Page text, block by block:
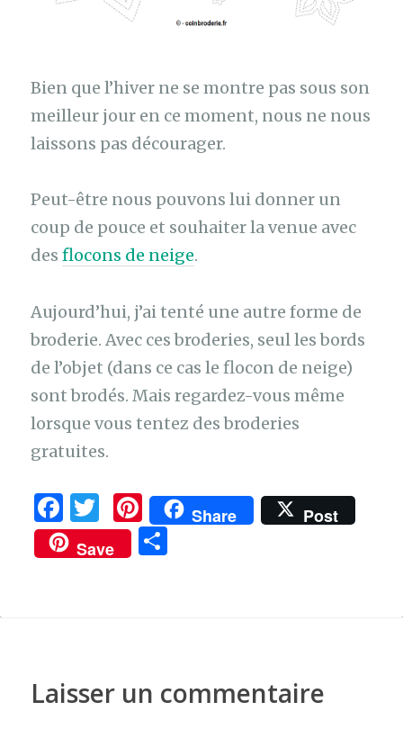
Bien que l’hiver ne se montre pas sous son
meilleur jour en ce moment, nous ne nous
laissons pas décourager.
Peut-être nous pouvons lui donner un
coup de pouce et souhaiter la venue avec
desflocons de neige.
Aujourd’hui, j’ai tenté une autre forme de
broderie. Avec ces broderies, seul les bords
de l’objet (dans ce cas le flocon de neige)
sont brodés. Mais regardez-vous même
lorsque vous tentez des broderies
gratuites.
F
a
c
o
k
T
w
it
Pi
n
te
Share
Post
Save
Laisser un commentaire